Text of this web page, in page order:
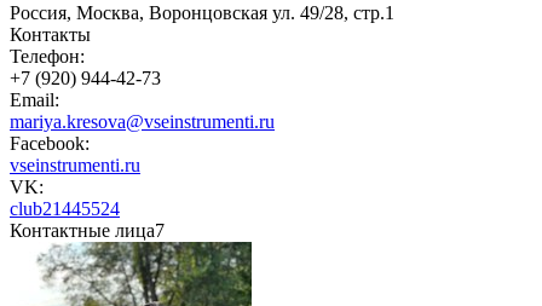
Россия, Москва, Воронцовская ул. 49/28, стр.1
Контакты
Телефон:
+7 (920) 944-42-73
Email:
mariya.kresova@vseinstrumenti.ru
Facebook:
vseinstrumenti.ru
VK:
club21445524
Контактные лица7